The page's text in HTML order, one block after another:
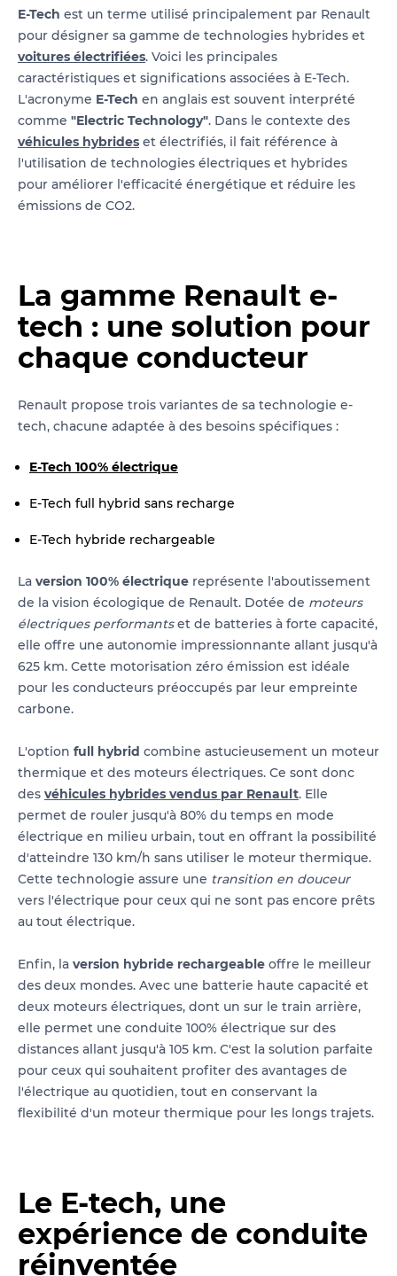
E-Tech est un terme utilisé principalement par Renault
pour désigner sa gamme de technologies hybrides et
voitures électrifiées. Voici les principales
caractéristiques et significations associées à E-Tech.
L'acronyme E-Tech en anglais est souvent interprété
comme "Electric Technology". Dans le contexte des
véhicules hybrides et électrifiés, il fait référence à
l'utilisation de technologies électriques et hybrides
pour améliorer l'efficacité énergétique et réduire les
émissions de CO2.
La gamme Renault e-
tech : une solution pour
chaque conducteur
Renault propose trois variantes de sa technologie e-
tech, chacune adaptée à des besoins spécifiques :
E-Tech 100% électrique
E-Tech full hybrid sans recharge
E-Tech hybride rechargeable
La version 100% électrique représente l'aboutissement
de la vision écologique de Renault. Dotée de moteurs
électriques performantset de batteries à forte capacité,
elle offre une autonomie impressionnante allant jusqu'à
625 km. Cette motorisation zéro émission est idéale
pour les conducteurs préoccupés par leur empreinte
carbone.
L'option full hybrid combine astucieusement un moteur
thermique et des moteurs électriques. Ce sont donc
des véhicules hybrides vendus par Renault. Elle
permet de rouler jusqu'à 80% du temps en mode
électrique en milieu urbain, tout en offrant la possibilité
d'atteindre 130 km/h sans utiliser le moteur thermique.
Cette technologie assure une transition en douceur
vers l'électrique pour ceux qui ne sont pas encore prêts
au tout électrique.
Enfin, la version hybride rechargeable offre le meilleur
des deux mondes. Avec une batterie haute capacité et
deux moteurs électriques, dont un sur le train arrière,
elle permet une conduite 100% électrique sur des
distances allant jusqu'à 105 km. C'est la solution parfaite
pour ceux qui souhaitent profiter des avantages de
l'électrique au quotidien, tout en conservant la
flexibilité d'un moteur thermique pour les longs trajets.
Le E-tech, une
expérience de conduite
réinventée